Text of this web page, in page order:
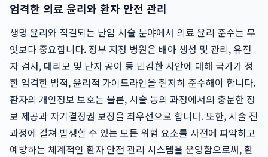
엄격한 의료 윤리와 환자 안전 관리
생명 윤리와 직결되는 난임 시술 분야에서 의료 윤리 준수는 무
엇보다 중요합니다. 정부 지정 병원은 배아 생성 및 관리, 유전
자 검사, 대리모 및 난자 공여 등 민감한 사안에 대해 국가가 정
한 엄격한 법적, 윤리적 가이드라인을 철저히 준수해야 합니다.
환자의 개인정보 보호는 물론, 시술 동의 과정에서의 충분한 정
보 제공과 자기결정권 보장을 최우선으로 합니다. 또한, 시술 전
과정에 걸쳐 발생할 수 있는 모든 위험 요소를 사전에 파악하고
예방하는 체계적인 환자 안전 관리 시스템을 운영함으로써, 환